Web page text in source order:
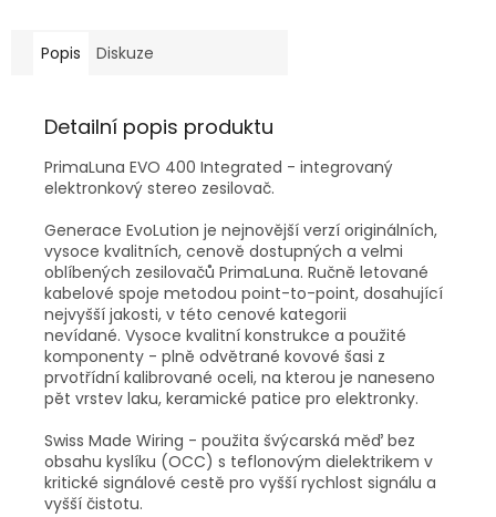
Popis Diskuze
Detailní popis produktu
PrimaLuna EVO 400 Integrated - integrovaný
elektronkový stereo zesilovač.
Generace EvoLution je nejnovější verzí originálních,
vysoce kvalitních, cenově dostupných a velmi
oblíbených zesilovačů PrimaLuna. Ručně letované
kabelové spoje metodou point-to-point, dosahující
nejvyšší jakosti, v této cenové kategorii
nevídané. Vysoce kvalitní konstrukce a použité
komponenty - plně odvětrané kovové šasi z
prvotřídní kalibrované oceli, na kterou je naneseno
pět vrstev laku, keramické patice pro elektronky.
Swiss Made Wiring - použita švýcarská měď bez
obsahu kyslíku (OCC) s teflonovým dielektrikem v
kritické signálové cestě pro vyšší rychlost signálu a
vyšší čistotu.